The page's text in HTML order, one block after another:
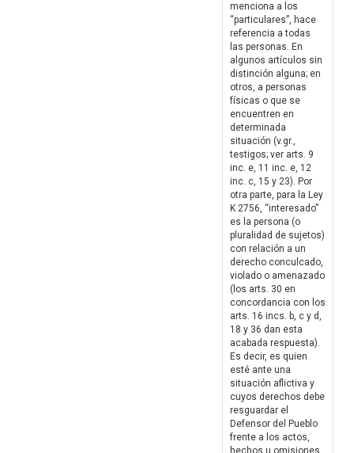
menciona a los
“particulares”, hace
referencia a todas
las personas. En
algunos artículos sin
distinción alguna; en
otros, a personas
físicas o que se
encuentren en
determinada
situación (v.gr.,
testigos; ver arts. 9
inc. e, 11 inc. e, 12
inc. c, 15 y 23). Por
otra parte, para la Ley
K 2756, “interesado”
es la persona (o
pluralidad de sujetos)
con relación a un
derecho conculcado,
violado o amenazado
(los arts. 30 en
concordancia con los
arts. 16 incs. b, c y d,
18 y 36 dan esta
acabada respuesta).
Es decir, es quien
esté ante una
situación aflictiva y
cuyos derechos debe
resguardar el
Defensor del Pueblo
frente a los actos,